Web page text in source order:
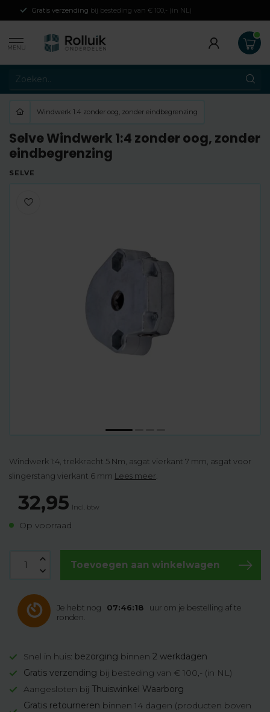
Gratis verzending bij besteding van € 100,- (in NL)
MENU
Windwerk 1:4 zonder oog, zonder eindbegrenzing
Selve Windwerk 1:4 zonder oog, zonder
eindbegrenzing
SELVE
Windwerk 1:4, trekkracht 5 Nm, asgat vierkant 7 mm, asgat voor
slingerstang vierkant 6 mm Lees meer
32,95 Incl. btw
Op voorraad
Toevoegen aan winkelwagen
Je hebt nog 07:46:17
uur om je bestelling af te
ronden.
Snel in huis: bezorging binnen 2 werkdagen
Gratis verzending bij besteding van € 100,- (in NL)
Aangesloten bij Thuiswinkel Waarborg
Gratis retourneren binnen 14 dagen (producten boven